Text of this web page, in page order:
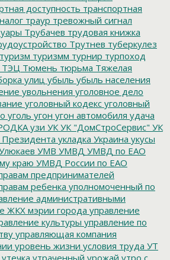
доступность транспортная
траур тревожный сигнал
Трубачев трудовая книжка
Трутнев туберкулез
туризм туризмм турнир турпоход
ТЭЦ Тюмень тюрьма Тяжелая
улиц убыль убыль населения
увольнения уголовное дело
уголовный кодекс уголовный
уголь угон угон автомобиля удача
узи УК УК "ДомСтроСервис" УК
Президента укладка Украина укусы
УМВ УМВД УМВД по ЕАО
краю УМВД России по ЕАО
предпринимателей
ребенка уполномоченный по
административными
ЖКХ мэрии города управление
культуры управление по
управляющая компания
уровень жизни условия труда УТ
утечка утраченный урожай утро с